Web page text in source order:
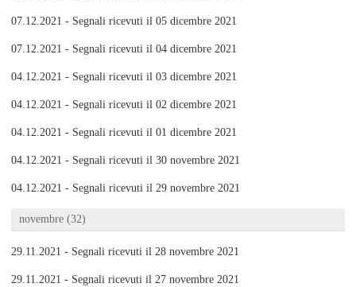
07.12.2021 - Segnali ricevuti il 05 dicembre 2021
07.12.2021 - Segnali ricevuti il 04 dicembre 2021
04.12.2021 - Segnali ricevuti il 03 dicembre 2021
04.12.2021 - Segnali ricevuti il 02 dicembre 2021
04.12.2021 - Segnali ricevuti il 01 dicembre 2021
04.12.2021 - Segnali ricevuti il 30 novembre 2021
04.12.2021 - Segnali ricevuti il 29 novembre 2021
novembre (32)
29.11.2021 - Segnali ricevuti il 28 novembre 2021
29.11.2021 - Segnali ricevuti il 27 novembre 2021